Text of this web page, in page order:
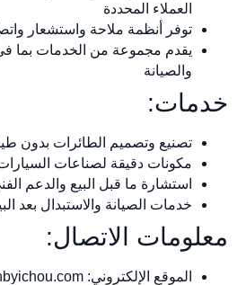
العملاء المحددة
توفر أنظمة ملاحة واستشعار
يقدم مجموعة من الخدمات بما
والصيانة
خدمات:
تصنيع وتصميم الطائرات بدون
مكونات دقيقة لصناعات
استشارة ما قبل البيع والدعم
خدمات الصيانة والاستبدال بعد
معلومات الاتصال:
الموقع الإلكتروني: www.nbyichou.com